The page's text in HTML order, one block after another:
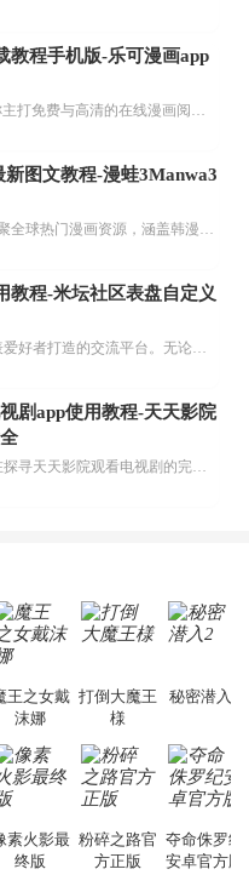
教程手机版-乐可漫画app
图文教程-漫蛙3Manwa3
教程-米坛社区表盘自定义
剧app使用教程-天天影院
王之女戴
沫娜
打倒大魔王
様
秘密潜入2
素火影最
终版
粉碎之路官
方正版
夺命侏罗纪
安卓官方版